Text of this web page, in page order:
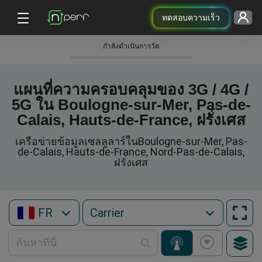
ทดสอบความเร็ว
กําลังดําเนินการวัด
แผนที่ความครอบคลุมของ 3G / 4G /
5G ใน Boulogne-sur-Mer, Pas-de-
Calais, Hauts-de-France, ฝรั่งเศส
เครือข่ายข้อมูลเซลลูลาร์ในBoulogne-sur-Mer, Pas-
de-Calais, Hauts-de-France, Nord-Pas-de-Calais,
ฝรั่งเศส
FR